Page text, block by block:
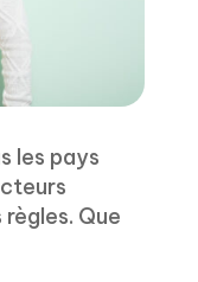
les pays
Que